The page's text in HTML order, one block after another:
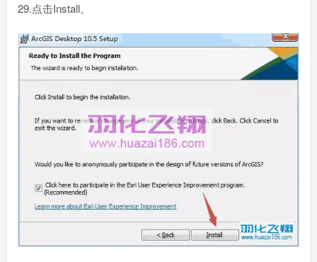
29.点击Install。